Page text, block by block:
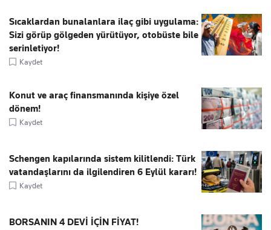
Sıcaklardan bunalanlara ilaç gibi uygulama:
Sizi görüp gölgeden yürütüyor, otobüste bile
serinletiyor!
Kaydet
Konut ve araç finansmanında kişiye özel
dönem!
Kaydet
Schengen kapılarında sistem kilitlendi: Türk
vatandaşlarını da ilgilendiren 6 Eylül kararı!
Kaydet
BORSANIN 4 DEVİ İÇİN FİYAT!